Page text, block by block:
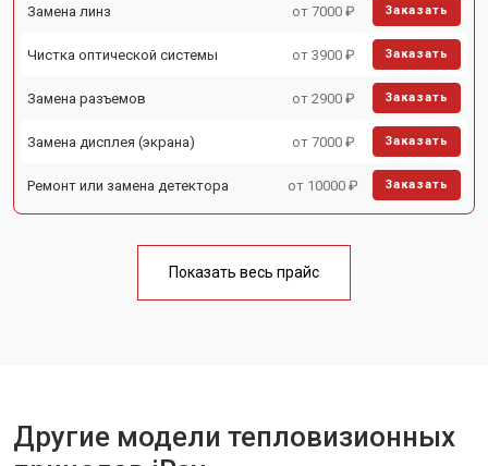
Замена линз от 7000 ₽ Заказать
Чистка оптической системы от 3900 ₽ Заказать
Замена разъемов от 2900 ₽ Заказать
Замена дисплея (экрана) от 7000 ₽ Заказать
Ремонт или замена детектора от 10000 ₽ Заказать
Показать весь прайс
Другие модели тепловизионных